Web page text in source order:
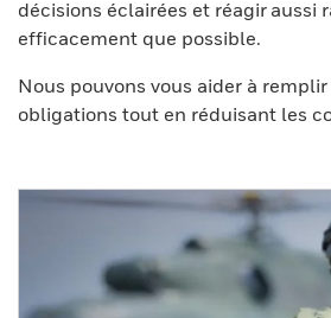
décisions éclairées et réagir aussi
efficacement que possible.
Nous pouvons vous aider à
obligations tout en réduisant les